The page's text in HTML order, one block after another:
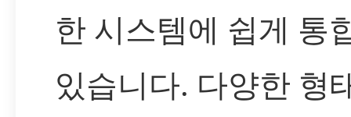
한 시스템에 쉽게 통
있습니다. 다양한 형